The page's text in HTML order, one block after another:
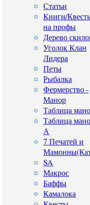
Статьи
Книги/
на профы
Дерево
Уголок Клан
Лидера
Петы
Рыбалка
Фермерство -
Манор
Таблица
Таблица
А
7 Печатей и
SA
Макрос
Баффы
Камалока